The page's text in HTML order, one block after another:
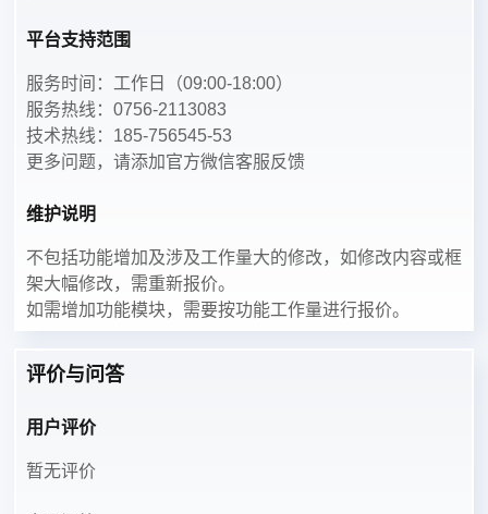
平台支持范围
服务时间：工作日（09:00-18:00）
服务热线：0756-2113083
技术热线：185-756545-53
更多问题，请添加官方微信客服反馈
维护说明
不包括功能增加及涉及工作量大的修改，如修改内容或框
架大幅修改，需重新报价。
如需增加功能模块，需要按功能工作量进行报价。
评价与问答
用户评价
暂无评价